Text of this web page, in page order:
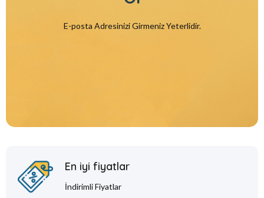
E-posta Adresinizi Girmeniz Yeterlidir.
En iyi fiyatlar
İndirimli Fiyatlar